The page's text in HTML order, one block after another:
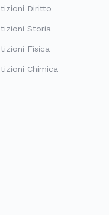
Diritto
Storia
Fisica
Chimica